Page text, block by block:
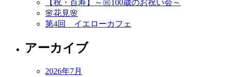
【祝・百寿】～㊗️100歳のお祝い会～
🌸花見🌸
第4回 イエローカフェ
アーカイブ
2026年7月